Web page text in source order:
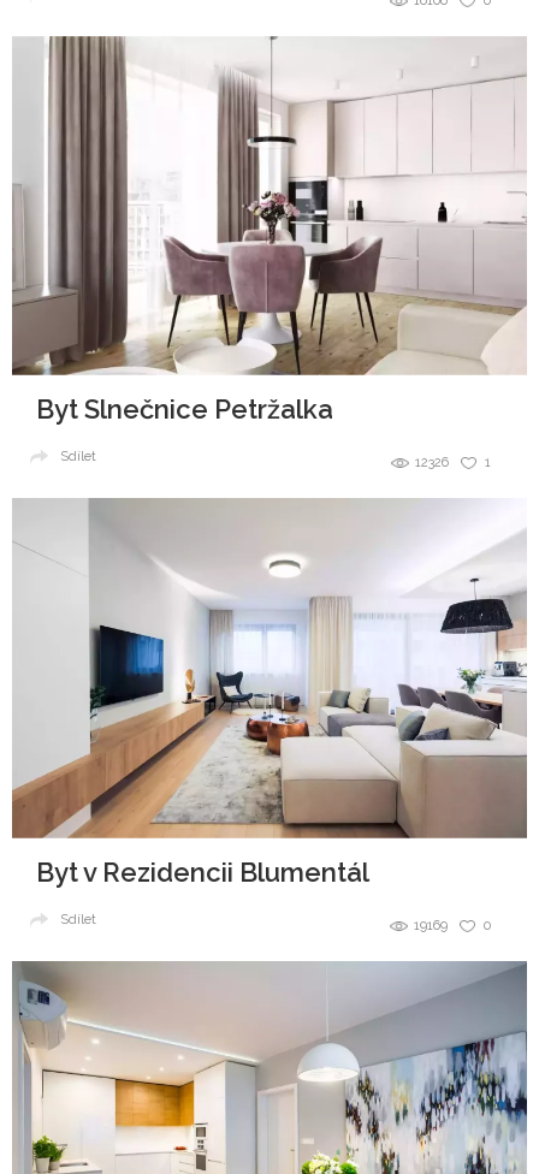
Byt Slnečnice Petržalka
1
12326
Sdílet
Byt v Rezidencii Blumentál
0
19169
Sdílet